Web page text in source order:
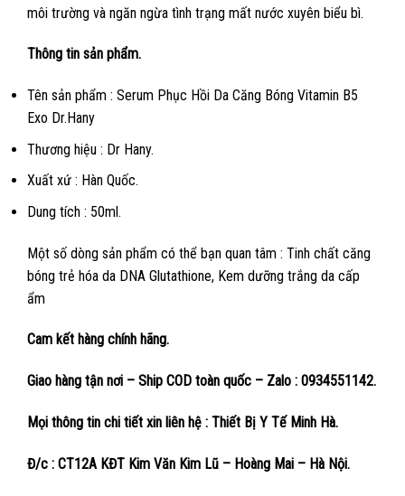
môi trường và ngăn ngừa tình trạng mất nước xuyên biểu bì.
Thông tin sản phẩm.
Tên sản phẩm : Serum Phục Hồi Da Căng Bóng Vitamin B5
Exo Dr.Hany
Thương hiệu : Dr Hany.
Xuất xứ : Hàn Quốc.
Dung tích : 50ml.
Một số dòng sản phẩm có thể bạn quan tâm : Tinh chất căng
bóng trẻ hóa da DNA Glutathione, Kem dưỡng trắng da cấp
ẩm
Cam kết hàng chính hãng.
Giao hàng tận nơi – Ship COD toàn quốc – Zalo : 0934551142.
Mọi thông tin chi tiết xin liên hệ : Thiết Bị Y Tế Minh Hà.
Đ/c : CT12A KĐT Kim Văn Kim Lũ – Hoàng Mai – Hà Nội.